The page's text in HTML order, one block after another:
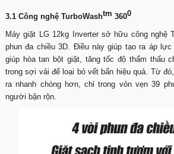
3.1 Công nghệ TurboWashtm 3600
Máy giặt LG 12kg Inverter sở hữu công nghệ
phun đa chiều 3D. Điều này giúp tạo ra áp
giúp hòa tan bột giặt, tăng tốc độ thẩm thấu
trong sợi vải để loại bỏ vết bẩn hiệu quả. Từ
ra nhanh chóng hơn, chỉ trong vỏn vẹn 39
người bận rộn.